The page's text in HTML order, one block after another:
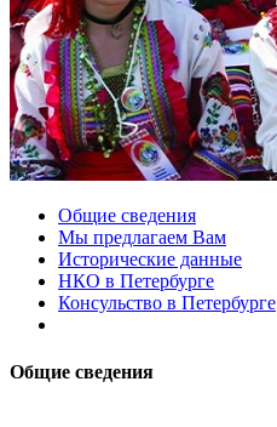
Общие сведения
Мы предлагаем Вам
Исторические данные
НКО в Петербурге
Консульство в Петербурге
Общие сведения